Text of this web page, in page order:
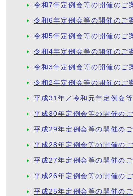
令和7年定例会等の開催のご
令和6年定例会等の開催のご
令和5年定例会等の開催のご
令和4年定例会等の開催のご
令和3年定例会等の開催のご
令和2年定例会等の開催のご
平成31年／令和元年定例会
平成30年定例会等の開催の
平成29年定例会等の開催の
平成28年定例会等の開催の
平成27年定例会等の開催の
平成26年定例会等の開催の
平成25年定例会等の開催の